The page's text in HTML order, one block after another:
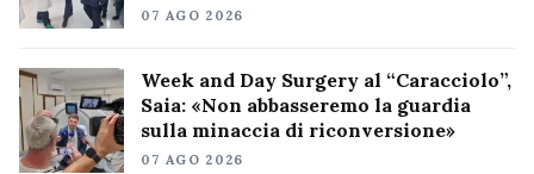
07 AGO 2026
Week and Day Surgery al “Caracciolo”,
Saia: «Non abbasseremo la guardia
sulla minaccia di riconversione»
07 AGO 2026